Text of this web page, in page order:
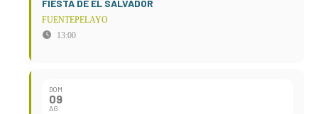
FIESTA DE EL SALVADOR
FUENTEPELAYO
13:00
DOM
09
AG